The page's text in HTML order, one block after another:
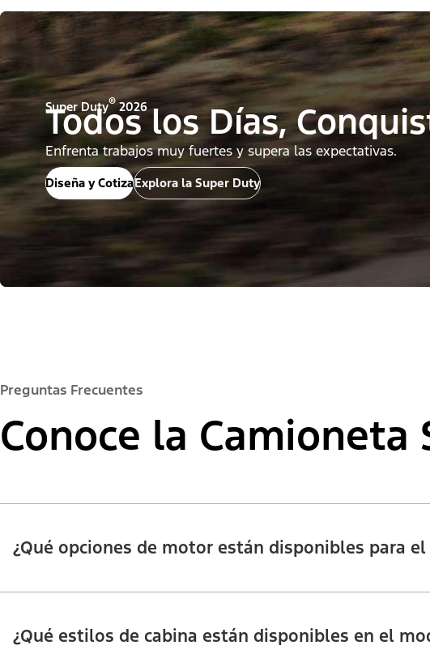
Super Duty®2026
Todos los Días,
Enfrenta trabajos muy fuertes y supera las expectativas.
Diseña y CotizaExplora la Super Duty
Preguntas Frecuentes
Conoce la Camioneta
¿Qué opciones de motor están disponibles para
¿Qué estilos de cabina están disponibles en el